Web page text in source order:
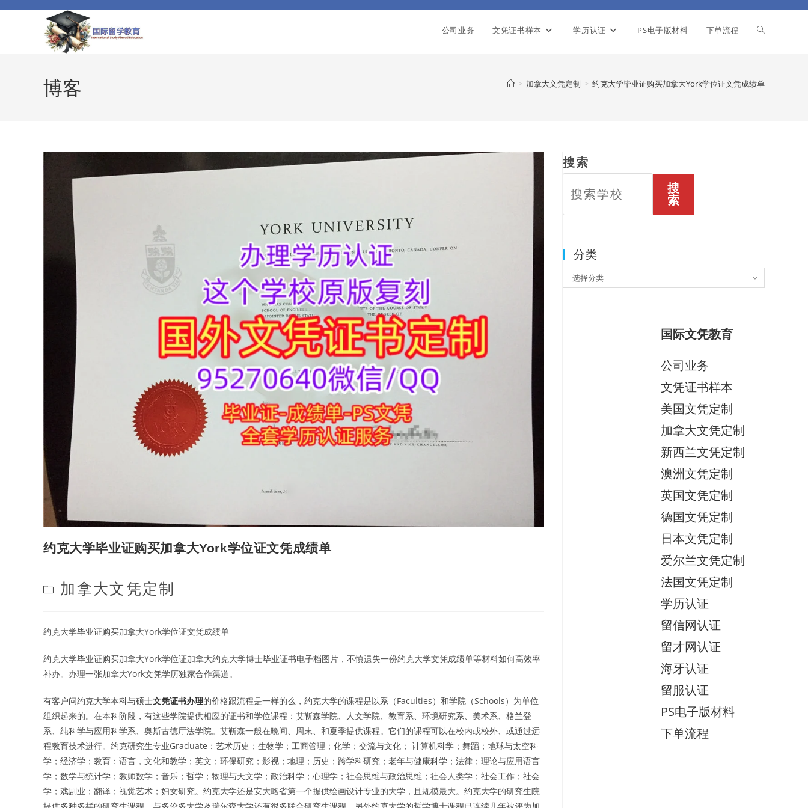
Skip
公司业务 文凭证书样本 学历认证 PS电子版材料 下单流程 Toggle
博客 > 加拿大文凭定制 > 约克大学毕业证购买加拿大York学位证文凭成绩单
约克大学毕业证购买加拿大York学位证文凭成绩单
Post
category:
加拿大文凭定制
约克大学毕业证购买加拿大York学位证文凭成绩单
约克大学毕业证购买加拿大York学位证加拿大约克大学博士毕业证书电子档图片，不慎遗失一份约克大学文凭成绩单等材料如何高效率
补办。办理一张加拿大York文凭学历独家合作渠道。
有客户问约克大学本科与硕士文凭证书办理的价格跟流程是一样的么，约克大学的课程是以系（Faculties）和学院（Schools）为单位
组织起来的。在本科阶段，有这些学院提供相应的证书和学位课程：艾靳森学院、人文学院、教育系、环境研究系、美术系、格兰登
系、纯科学与应用科学系、奥斯古德厅法学院。艾靳森一般在晚间、周末、和夏季提供课程。它们的课程可以在校内或校外、或通过远
程教育技术进行。约克研究生专业Graduate：艺术历史；生物学；工商管理；化学；交流与文化； 计算机科学；舞蹈；地球与太空科
学；经济学；教育：语言，文化和教学；英文；环保研究；影视；地理；历史；跨学科研究；老年与健康科学；法律；理论与应用语言
学；数学与统计学；教师数学；音乐；哲学；物理与天文学；政治科学；心理学；社会思维与政治思维；社会人类学；社会工作；社会
学；戏剧业；翻译；视觉艺术；妇女研究。约克大学还是安大略省第一个提供绘画设计专业的大学，且规模最大。约克大学的研究生院
搜索
搜
索
分类
类
选择分类
国际文凭教育
公司业务
文凭证书样本
美国文凭定制
加拿大文凭定制
新西兰文凭定制
澳洲文凭定制
英国文凭定制
德国文凭定制
日本文凭定制
爱尔兰文凭定制
法国文凭定制
学历认证
留信网认证
留才网认证
海牙认证
留服认证
PS电子版材料
下单流程